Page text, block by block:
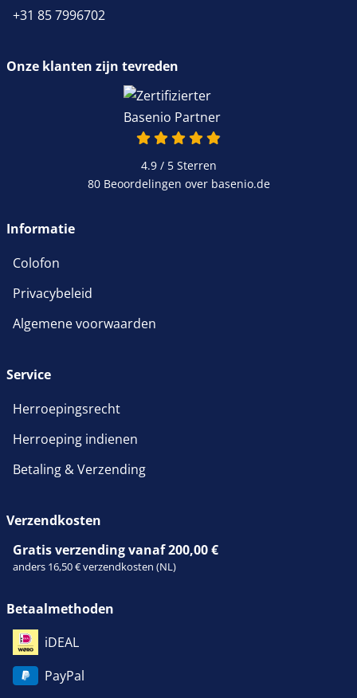
+31 85 7996702
Onze klanten zijn tevreden
4.9 van 5
4.9 / 5Sterren
80 Beoordelingen over basenio.de
Informatie
Colofon
Privacybeleid
Algemene voorwaarden
Service
Herroepingsrecht
Herroeping indienen
Betaling & Verzending
Verzendkosten
Gratis verzending vanaf 200,00 €
anders 16,50 € verzendkosten (NL)
Betaalmethoden
iDEAL
PayPal